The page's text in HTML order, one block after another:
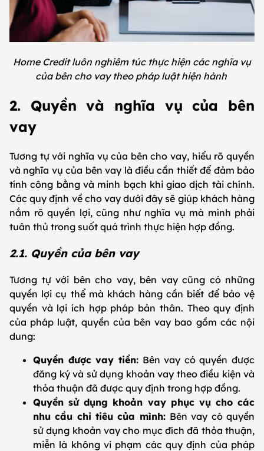
Home Credit luôn nghiêm túc thực hiện các nghĩa vụ
của bên cho vay theo pháp luật hiện hành
2. Quyền và nghĩa vụ của bên
vay
Tương tự với nghĩa vụ của bên cho vay, hiểu rõ quyền
và nghĩa vụ của bên vay là điều cần thiết để đảm bảo
tính công bằng và minh bạch khi giao dịch tài chính.
Các quy định về cho vay dưới đây sẽ giúp khách hàng
nắm rõ quyền lợi, cũng như nghĩa vụ mà mình phải
tuân thủ trong suốt quá trình thực hiện hợp đồng.
2.1. Quyền của bên vay
Tương tự với bên cho vay, bên vay cũng có những
quyền lợi cụ thể mà khách hàng cần biết để bảo vệ
quyền và lợi ích hợp pháp bản thân. Theo quy định
của pháp luật, quyền của bên vay bao gồm các nội
dung:
Quyền được vay tiền:Bên vay có quyền được
đăng ký và sử dụng khoản vay theo điều kiện và
thỏa thuận đã được quy định trong hợp đồng.
Quyền sử dụng khoản vay phục vụ cho các
nhu cầu chi tiêu của mình: Bên vay có quyền
sử dụng khoản vay cho mục đích đã thỏa thuận,
miễn là không vi phạm các quy định của pháp